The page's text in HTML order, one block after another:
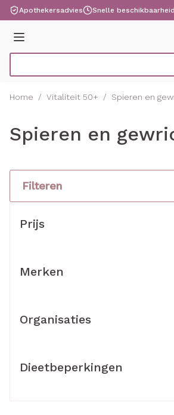
Ga naar de inhoud
Apothekersadvies Snelle beschikbaarheid
Menu
Home / Vitaliteit 50+ / Spieren en
Spieren en
Filteren
Prijs
Merken
Organisaties
Dieetbeperkingen